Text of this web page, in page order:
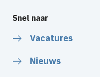
Snel naar
Vacatures
Nieuws